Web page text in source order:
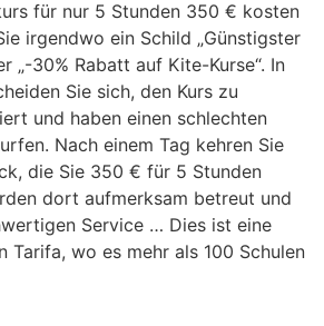
für nur 5 Stunden 350 € kosten
irgendwo ein Schild „Günstigster
„-30% Rabatt auf Kite-Kurse“. In
Sie sich, den Kurs zu
und haben einen schlechten
Nach einem Tag kehren Sie
die Sie 350 € für 5 Stunden
dort aufmerksam betreut und
Service … Dies ist eine
Tarifa, wo es mehr als 100 Schulen